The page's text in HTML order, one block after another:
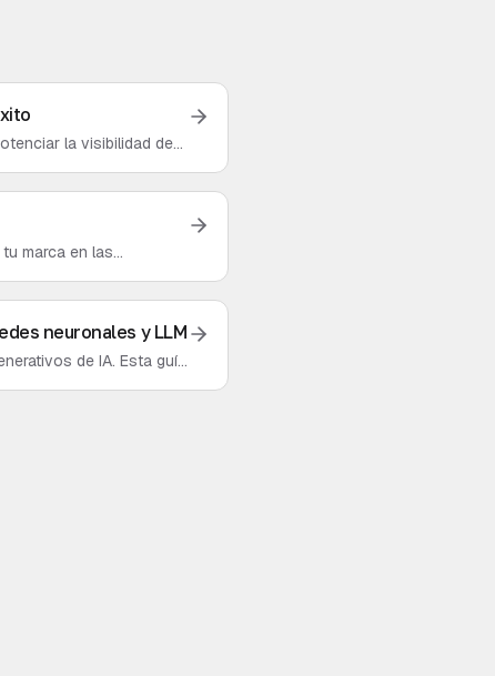
la visibilidad de
marca en las
neuronales y LLM
de IA. Esta guía